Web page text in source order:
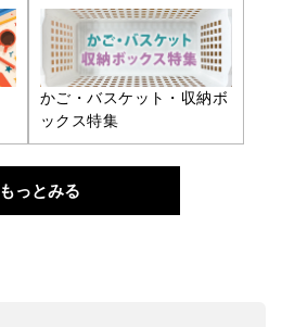
かご・バスケット・収納ボ
ックス特集
もっとみる